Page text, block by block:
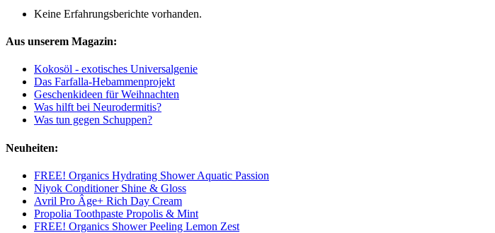
Keine Erfahrungsberichte vorhanden.
Aus unserem Magazin:
Kokosöl - exotisches Universalgenie
Das Farfalla-Hebammenprojekt
Geschenkideen für Weihnachten
Was hilft bei Neurodermitis?
Was tun gegen Schuppen?
Neuheiten:
FREE! Organics Hydrating Shower Aquatic Passion
Niyok Conditioner Shine & Gloss
Avril Pro Âge+ Rich Day Cream
Propolia Toothpaste Propolis & Mint
FREE! Organics Shower Peeling Lemon Zest